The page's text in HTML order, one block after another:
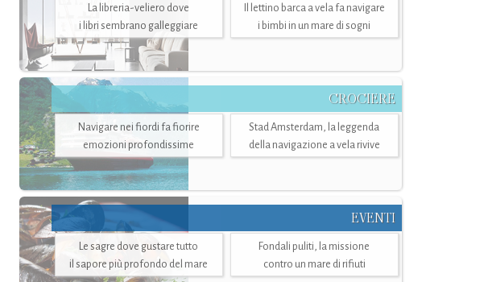
La libreria-veliero dove
i libri sembrano galleggiare
Il lettino barca a vela fa navigare
i bimbi in un mare di sogni
CROCIERE
Navigare nei fiordi fa fiorire
emozioni profondissime
Stad Amsterdam, la leggenda
della navigazione a vela rivive
EVENTI
Le sagre dove gustare tutto
il sapore più profondo del mare
Fondali puliti, la missione
contro un mare di rifiuti